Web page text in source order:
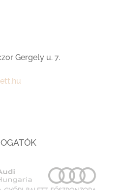
Gergely u. 7.